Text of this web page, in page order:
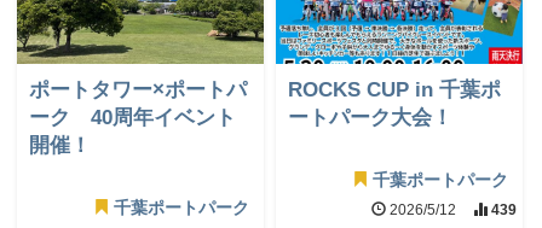
ポートタワー×ポートパ
ーク 40周年イベント
開催！
千葉ポートパーク
ROCKS CUP in 千葉ポ
ートパーク大会！
千葉ポートパーク
2026/5/12 439